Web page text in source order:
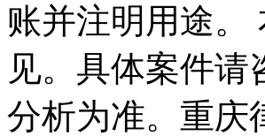
账并注明用途。
见。具体案件
分析为准。重庆